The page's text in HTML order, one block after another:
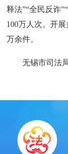
释法”“全民反诈
100万人次。开
万余件。
无锡市司法